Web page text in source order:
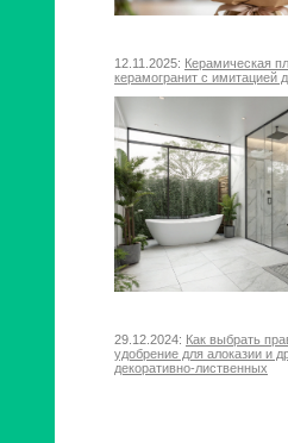
12.11.2025: Керамическая
керамогранит с имитацией
29.12.2024: Как выбрать
удобрение для алоказии и
декоративно-лиственных